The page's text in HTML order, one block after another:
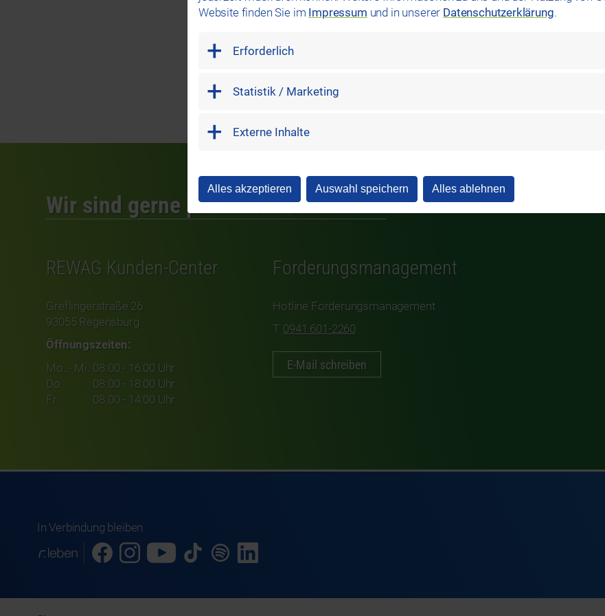
Ansprechpartner Flyer
Wir sind gerne persönlich für Sie da!
REWAG Kunden-Center
Greflingerstraße 26
93055 Regensburg
Öffnungszeiten:
Mo. - Mi. 08:00 - 16:00 Uhr
Do.
08:00 - 18:00 Uhr
Fr.
08:00 - 14:00 Uhr
Forderungsmanagement
Hotline Forderungsmanagement
0941 601-2260
E-Mail schreiben
In Verbindung bleiben
Website finden Sie im Impressum und in unserer Datenschutzerklärung.
Erforderlich
Statistik / Marketing
Externe Inhalte
Alles akzeptieren Auswahl speichern Alles ablehnen